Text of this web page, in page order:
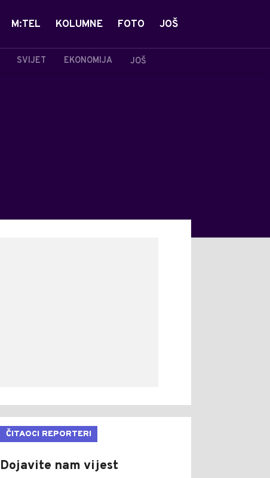
SVIJET EKONOMIJA JOŠ
M:TEL KOLUMNE FOTO JOŠ
ČITAOCI REPORTERI
Dojavite nam vijest